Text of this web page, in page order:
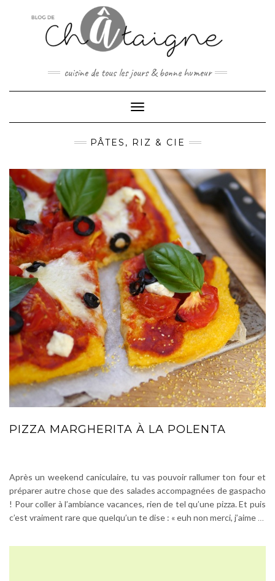
cuisine de tous les jours & bonne humeur
Toggle Navigation
PÂTES, RIZ & CIE
PIZZA MARGHERITA À LA POLENTA
Après un weekend caniculaire, tu vas pouvoir rallumer ton four et
préparer autre chose que des salades accompagnées de gaspacho
! Pour coller à l’ambiance vacances, rien de tel qu’une pizza. Et puis
c’est vraiment rare que quelqu’un te dise : « euh non merci, j’aime …